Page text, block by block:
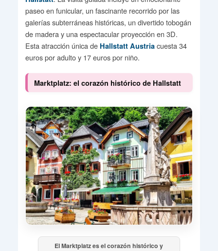
paseo en funicular, un fascinante recorrido por las
galerías subterráneas históricas, un divertido tobogán
de madera y una espectacular proyección en 3D.
Esta atracción única de Hallstatt Austriacuesta 34
euros por adulto y 17 euros por niño.
Marktplatz: el corazón histórico de Hallstatt
El Marktplatz es el corazón histórico y